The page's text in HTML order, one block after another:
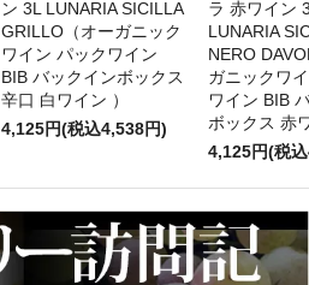
ン 3L LUNARIA SICILLA
GRILLO（オーガニック
ワイン パックワイン
BIB バックインボックス
辛口 白ワイン ）
4,125円(税込4,538円)
ラ 赤ワイ
LUNARIA
NERO
ガニックワ
ワイン BIB
ボックス 赤
4,125円(税